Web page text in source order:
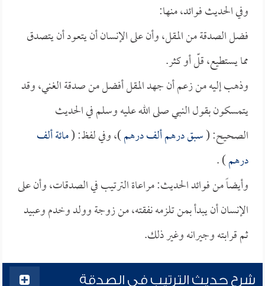
وفي الحديث فوائد، منها:
فضل الصدقة من المقل، وأن على الإنسان أن يتعود أن يتصدق
مما يستطيع، قلّ أو كثر.
وذهب إليه من زعم أن جهد المقل أفضل من صدقة الغني، وقد
يتمسكون بقول النبي صلى الله عليه وسلم في الحديث
الصحيح: (سبق درهم ألف درهم)، وفي لفظ: (مائة ألف
درهم) .
وأيضاً من فوائد الحديث: مراعاة الترتيب في الصدقات، وأن على
الإنسان أن يبدأ بمن تلزمه نفقته، من زوجة وولد وخدم وعبيد
ثم قرابته وجيرانه وغير ذلك.
شرح حديث الترتيب في الصدقة